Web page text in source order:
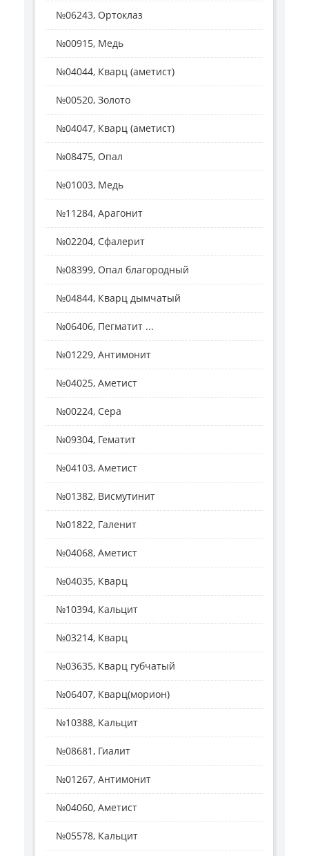
№06243, Ортоклаз
№00915, Медь
№04044, Кварц (аметист)
№00520, Золото
№04047, Кварц (аметист)
№08475, Опал
№01003, Медь
№11284, Арагонит
№02204, Сфалерит
№08399, Опал благородный
№04844, Кварц дымчатый
№06406, Пегматит ...
№01229, Антимонит
№04025, Аметист
№00224, Сера
№09304, Гематит
№04103, Аметист
№01382, Висмутинит
№01822, Галенит
№04068, Аметист
№04035, Кварц
№10394, Кальцит
№03214, Кварц
№03635, Кварц губчатый
№06407, Кварц(морион)
№10388, Кальцит
№08681, Гиалит
№01267, Антимонит
№04060, Аметист
№05578, Кальцит